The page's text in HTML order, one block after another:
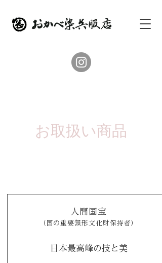
お取扱い商品
人間国宝
​（国の重要無形文化財保持者）
日本最高峰の技と美